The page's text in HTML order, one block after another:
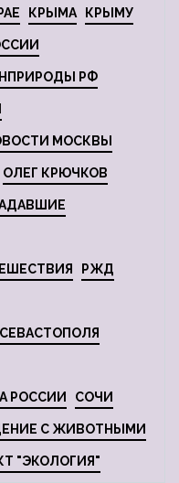
КРЫМА КРЫМУ
РФ
МОСКВЫ
ОЛЕГ КРЮЧКОВ
РЖД
СЕВАСТОПОЛЯ
РОССИИ СОЧИ
С ЖИВОТНЫМИ
"ЭКОЛОГИЯ"